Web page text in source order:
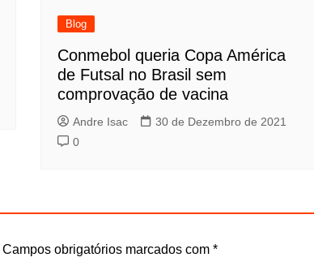
Blog
Conmebol queria Copa América
de Futsal no Brasil sem
comprovação de vacina
Andre Isac
30 de Dezembro de 2021
0
Campos obrigatórios marcados com *